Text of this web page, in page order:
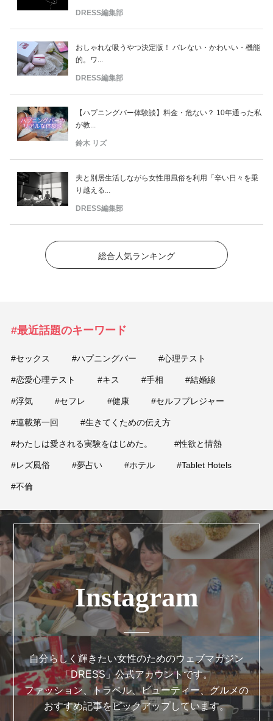
DRESS編集部
おしゃれな吸うやつ決定版！ バレない・かわいい・機能
的。ワ...
DRESS編集部
【ハプニングバー体験談】料金・危ない？ 10年通った私
が教...
鈴木 リズ
夫と別居生活しながら女性用風俗を利用「辛い日々を乗
り越える...
DRESS編集部
総合人気ランキング
#最近話題のキーワード
#セックス #ハプニングバー #心理テスト
#恋愛心理テスト #キス #手相 #結婚線
#浮気 #セフレ #健康 #セルフプレジャー
#連載第一回 #生きてくための伝え方
#わたしは愛される実験をはじめた。 #性欲と情熱
#レズ風俗 #夢占い #ホテル #Tablet Hotels
#不倫
Instagram
自分らしく輝きたい女性のためのウェブマガジン
「DRESS」公式アカウントです。
ファッション、トラベル、ビューティー、グルメの
おすすめ記事をピックアップしています。